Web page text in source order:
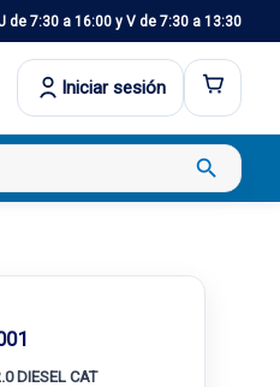
de 7:30 a 16:00 y V de 7:30 a 13:30
Iniciar sesión
search
DIESEL CAT